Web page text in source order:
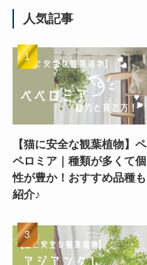
人気記事
【猫に安全な観葉植物】ペ
ペロミア｜種類が多くて個
性が豊か！おすすめ品種も
紹介♪